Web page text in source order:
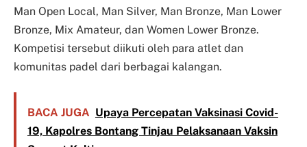
Man Open Local, Man Silver, Man Bronze, Man Lower
Bronze, Mix Amateur, dan Women Lower Bronze.
Kompetisi tersebut diikuti oleh para atlet dan
komunitas padel dari berbagai kalangan.
BACA JUGA Upaya Percepatan Vaksinasi Covid-
19, Kapolres Bontang Tinjau Pelaksanaan Vaksin